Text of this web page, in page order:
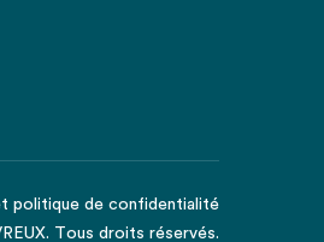
politique de confidentialité
Tous droits réservés.